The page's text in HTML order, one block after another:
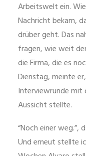
Arbeitswelt ein.
Nachricht bekam,
drüber geht. Das
fragen, wie weit
die Firma, die es
Dienstag, meinte
Interviewrunde mit
Aussicht stellte.
“Noch einer weg.”,
Und erneut stellte